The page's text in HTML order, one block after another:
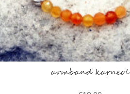
armband karneol